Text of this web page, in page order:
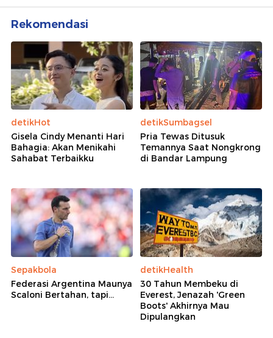
Rekomendasi
detikHot
Gisela Cindy Menanti Hari
Bahagia: Akan Menikahi
Sahabat Terbaikku
detikSumbagsel
Pria Tewas Ditusuk
Temannya Saat Nongkrong
di Bandar Lampung
Sepakbola
Federasi Argentina Maunya
Scaloni Bertahan, tapi...
detikHealth
30 Tahun Membeku di
Everest, Jenazah 'Green
Boots' Akhirnya Mau
Dipulangkan